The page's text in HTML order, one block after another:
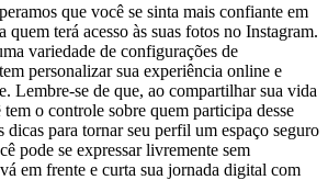
que você se ⁣sinta mais confiante em
quem terá‌ acesso às suas⁣ fotos no ‍Instagram.⁢
variedade de⁤ configurações ⁢de
personalizar sua‌ experiência online e
‍Lembre-se ⁣de ‌que, ao compartilhar​ sua ⁢vida​
tem o controle​ sobre quem participa desse
para⁣ tornar seu perfil ‌um ​espaço seguro
⁣pode se expressar⁢ livremente sem⁢
em frente e curta sua ​jornada digital ‍com